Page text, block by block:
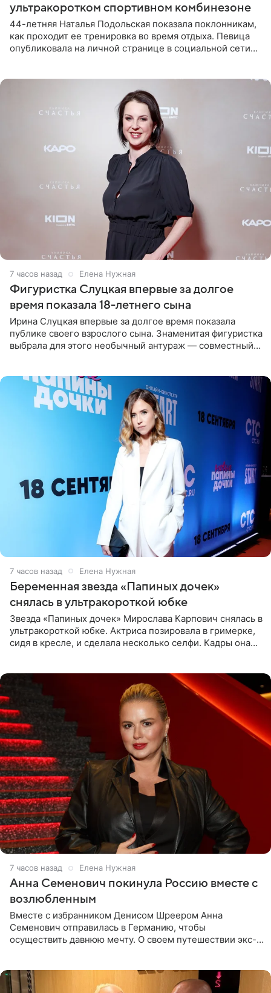
ультракоротком спортивном комбинезоне
44-летняя Наталья Подольская показала поклонникам,
как проходит ее тренировка во время отдыха. Певица
опубликовала на личной странице в социальной сети
7 часов назад Елена Нужная
Фигуристка Слуцкая впервые за долгое
время показала 18-летнего сына
Ирина Слуцкая впервые за долгое время показала
публике своего взрослого сына. Знаменитая фигуристка
выбрала для этого необычный антураж — совместный
7 часов назад Елена Нужная
Беременная звезда «Папиных дочек»
снялась в ультракороткой юбке
Звезда «Папиных дочек» Мирослава Карпович снялась в
ультракороткой юбке. Актриса позировала в гримерке,
сидя в кресле, и сделала несколько селфи. Кадры она
7 часов назад Елена Нужная
Анна Семенович покинула Россию вместе с
возлюбленным
Вместе с избранником Денисом Шреером Анна
Семенович отправилась в Германию, чтобы
осуществить давнюю мечту. О своем путешествии экс-